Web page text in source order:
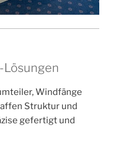
Windfänge
Struktur und
gefertigt und